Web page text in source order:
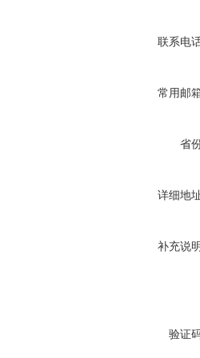
联系电
常用邮
省
详细地
补充说
验证